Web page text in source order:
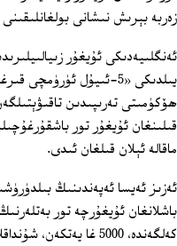
زەربە بېرىش نىشانى
يىلدىكى «5-ئىيۇل
ھۆكۈمىتى تەرىپىدىن
قىلىنغان ئۇيغۇر تور
ماقالە ئېلان قىلغان ئىدى.
كەلگەندە، 5000 غا